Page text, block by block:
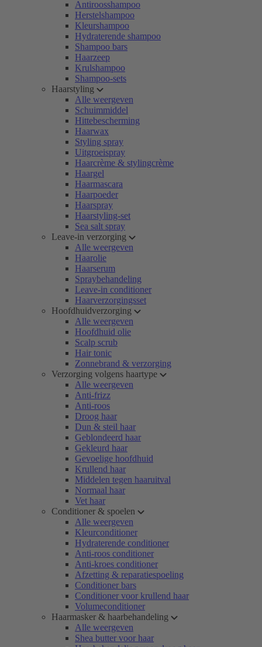
Antiroosshampoo
Herstelshampoo
Kleurshampoo
Hydraterende shampoo
Shampoo bars
Haarzeep
Krulshampoo
Shampoo-sets
Haarstyling
Alle weergeven
Schuimmiddel
Hittebescherming
Haarwax
Styling spray
Uitgroeispray
Haarcrème & stylingcrème
Haargel
Haarmascara
Haarpoeder
Haarspray
Haarstyling-set
Sea salt spray
Leave-in verzorging
Alle weergeven
Haarolie
Haarserum
Spraybehandeling
Leave-in conditioner
Haarverzorgingsset
Hoofdhuidverzorging
Alle weergeven
Hoofdhuid olie
Scalp scrub
Hair tonic
Zonnebrand & verzorging
Verzorging volgens haartype
Alle weergeven
Anti-frizz
Anti-roos
Droog haar
Dun & steil haar
Geblondeerd haar
Gekleurd haar
Gevoelige hoofdhuid
Krullend haar
Middelen tegen haaruitval
Normaal haar
Vet haar
Conditioner & spoelen
Alle weergeven
Kleurconditioner
Hydraterende conditioner
Anti-roos conditioner
Anti-kroes conditioner
Afzetting & reparatiespoeling
Conditioner bars
Conditioner voor krullend haar
Volumeconditioner
Haarmasker & haarbehandeling
Alle weergeven
Shea butter voor haar